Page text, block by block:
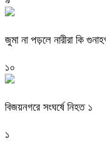
জুমা না পড়লে নারীরা কি
১০
বিজয়নগরে সংঘর্ষে নিহত ১
১